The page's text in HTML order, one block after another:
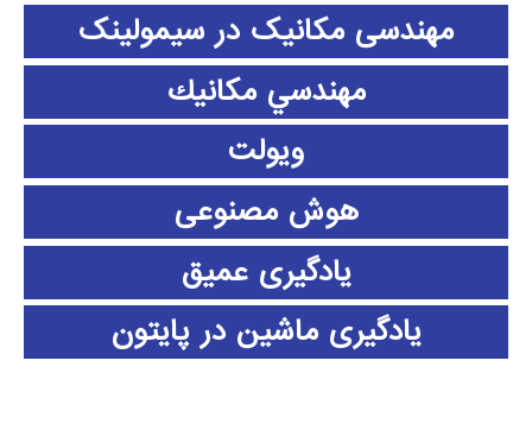
مهندسی مکانیک در سیمولینک
مهندسي مكانيك
ویولت
هوش مصنوعی
یادگیری عمیق
یادگیری ماشین در پایتون